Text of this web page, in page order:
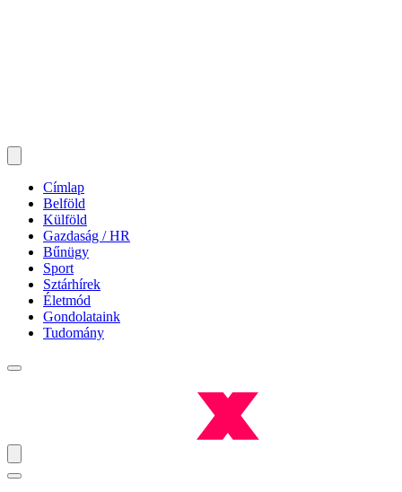
Címlap
Belföld
Külföld
Gazdaság / HR
Bűnügy
Sport
Sztárhírek
Életmód
Gondolataink
Tudomány